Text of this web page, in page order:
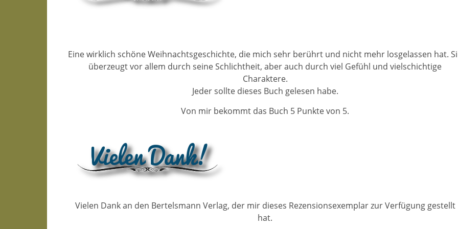
Eine wirklich schöne Weihnachtsgeschichte, die mich sehr berührt und nicht mehr losgelassen hat.
überzeugt vor allem durch seine Schlichtheit, aber auch durch viel Gefühl und vielschichtige
Charaktere.
Jeder sollte dieses Buch gelesen habe.
Von mir bekommt das Buch 5 Punkte von 5.
Vielen Dank an den Bertelsmann Verlag, der mir dieses Rezensionsexemplar zur Verfügung gestellt
hat.